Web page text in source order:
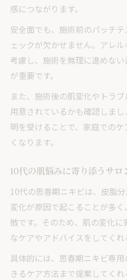
感につながります。
安全面でも、施術前のパッチ
ェックが欠かせません。アレ
考慮し、施術を無理に進めな
が重要です。
また、施術後の肌変化やトラ
用意されているかも確認しま
明を受けることで、家庭での
くなります。
10代の肌悩みに寄り添うサロ
10代の思春期ニキビは、皮脂
変化が原因で起こることが多
徴です。そのため、肌の変化
なケアやアドバイスをしてくれ
具体的には、思春期ニキビ専
きるケア方法まで提案してく